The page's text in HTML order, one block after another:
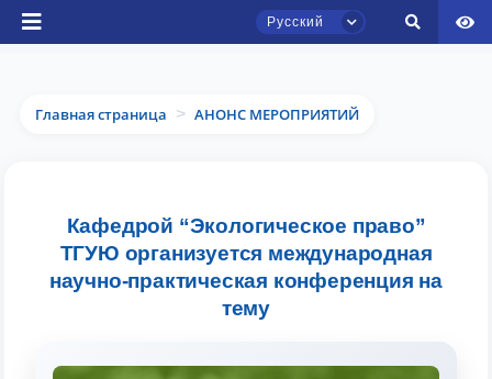
Русский
Главная страница > АНОНС МЕРОПРИЯТИЙ
Кафедрой “Экологическое право”
ТГУЮ организуется международная
научно-практическая конференция на
тему
Онлайн
Здравствуйте! Добро пожаловать в чат
приёмной комиссии ТГЮУ.
Оставляйте здесь свои обращения по